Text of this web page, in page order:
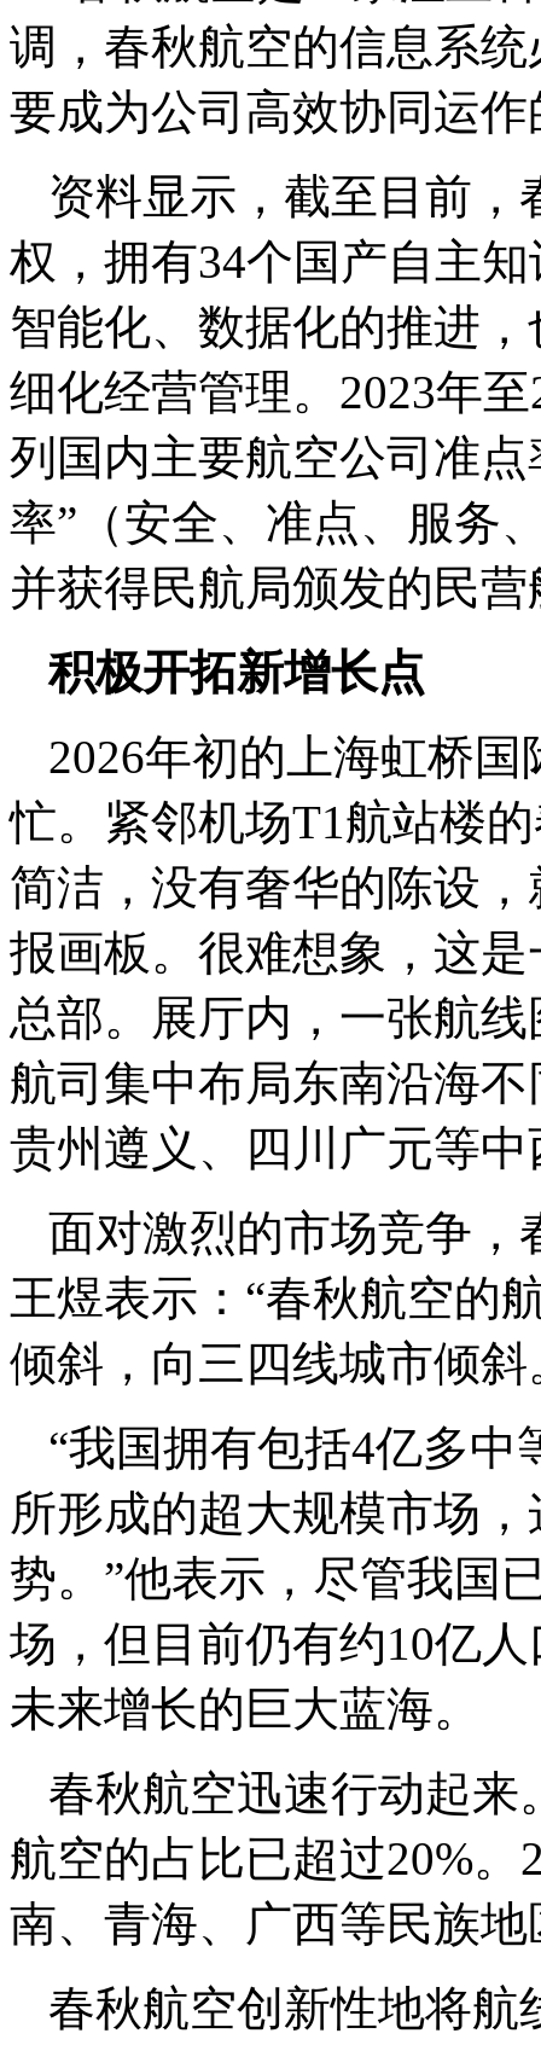
调，春秋航空的信息系
要成为公司高效协同运
资料显示，截至目前，
权，拥有34个国产自主
智能化、数据化的推进
细化经营管理。2023年
列国内主要航空公司准
率”（安全、准点、服务
并获得民航局颁发的民
积极开拓新增长点
2026年初的上海虹桥
忙。紧邻机场T1航站楼
简洁，没有奢华的陈设
报画板。很难想象，这
总部。展厅内，一张航
航司集中布局东南沿海
贵州遵义、四川广元等
面对激烈的市场竞争，
王煜表示：“春秋航空的
倾斜，向三四线城市倾斜
“我国拥有包括4亿多
所形成的超大规模市场
势。”他表示，尽管我国
场，但目前仍有约10亿
未来增长的巨大蓝海。
春秋航空迅速行动起来
航空的占比已超过20%
南、青海、广西等民族
春秋航空创新性地将航